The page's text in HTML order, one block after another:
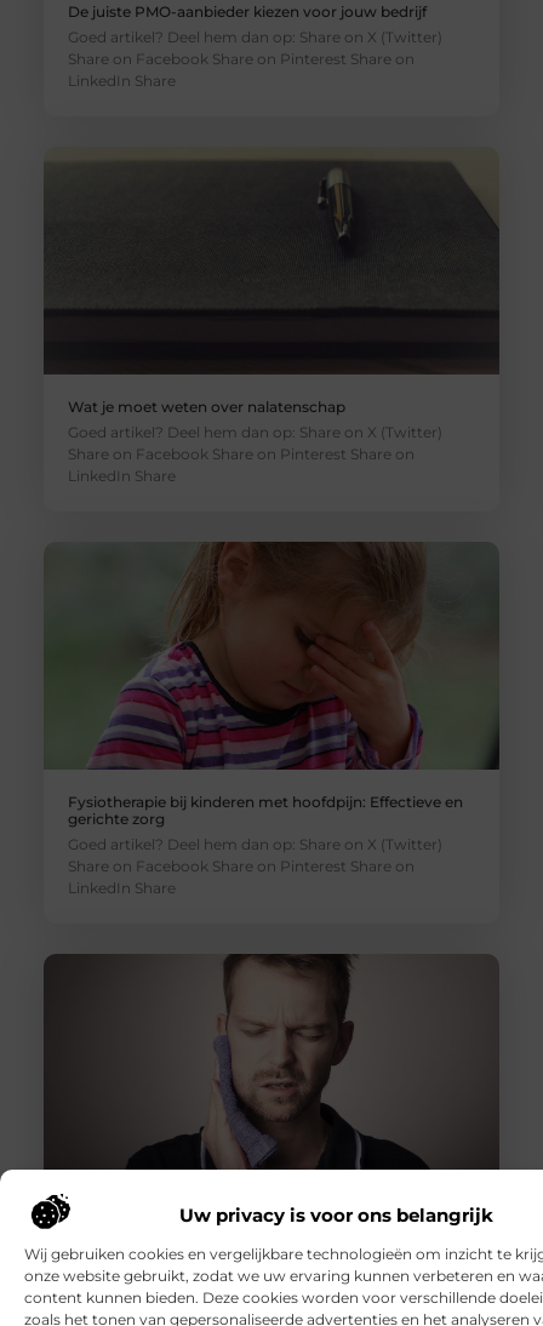
Uw privacy is voor ons belangrijk
Wij gebruiken cookies en vergelijkbare technologieën om inzicht te
onze website gebruikt, zodat we uw ervaring kunnen verbeteren en
content kunnen bieden. Deze cookies worden voor verschillende
zoals het tonen van gepersonaliseerde advertenties en het analyseren
De juiste PMO-aanbieder kiezen voor jouw bedrijf
Goed artikel? Deel hem dan op: Share on X (Twitter)
Share on Facebook Share on Pinterest Share on
LinkedIn Share
Wat je moet weten over nalatenschap
Goed artikel? Deel hem dan op: Share on X (Twitter)
Share on Facebook Share on Pinterest Share on
LinkedIn Share
Fysiotherapie bij kinderen met hoofdpijn: Effectieve en
gerichte zorg
Goed artikel? Deel hem dan op: Share on X (Twitter)
Share on Facebook Share on Pinterest Share on
LinkedIn Share
TMD-klachten en Orofaciale Therapie: Effectieve
Behandeling voor Kaakproblemen
Goed artikel? Deel hem dan op: Share on X (Twitter)
Share on Facebook Share on Pinterest Share on
LinkedIn Share